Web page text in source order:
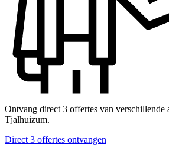
Ontvang direct 3 offertes van verschillende
Tjalhuizum.
Direct 3 offertes ontvangen